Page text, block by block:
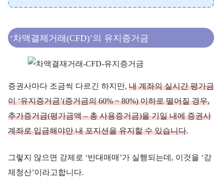
‘차액결제거래(CFD)’의 유지증거금
증권사마다 조금씩 다르긴 하지만, 내 계좌의 실시간 평가금
이 ‘유지증거금’(증거금의 60% ~ 80%) 이하로 떨어질 경우,
추가증거금(평가금액 – 총 사용증거금)을 기일 내에 증권사
계좌로 입금해야만 내 포지션을 유지할 수 있습니다.
그렇지 않으면 강제로 ‘반대매매’가 실행되는데, 이것을 ‘강
제청산’이라고합니다.